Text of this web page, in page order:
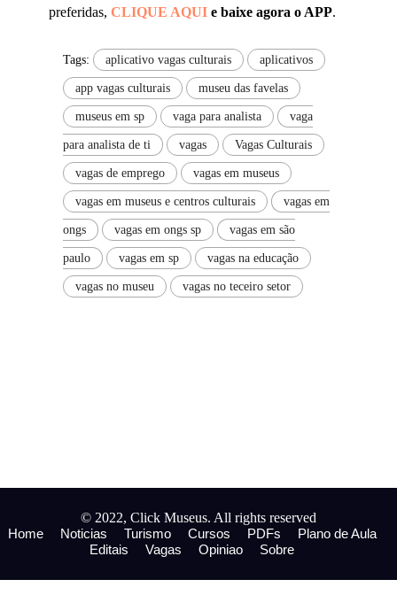
preferidas, CLIQUE AQUI e baixe agora o APP.
Tags: aplicativo vagas culturais aplicativos
app vagas culturais museu das favelas
museus em sp vaga para analista vaga
para analista de ti vagas Vagas Culturais
vagas de emprego vagas em museus
vagas em museus e centros culturais vagas em
ongs vagas em ongs sp vagas em são
paulo vagas em sp vagas na educação
vagas no museu vagas no teceiro setor
© 2022, Click Museus. All rights reserved
Home
Noticias Turismo Cursos PDFs
Plano de Aula
Editais
Vagas Opiniao Sobre